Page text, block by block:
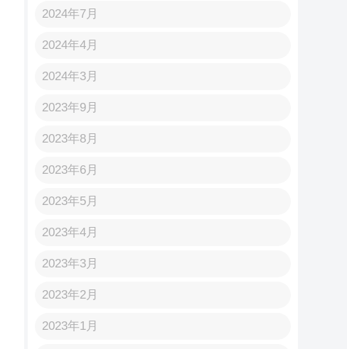
2024年7月
2024年4月
2024年3月
2023年9月
2023年8月
2023年6月
2023年5月
2023年4月
2023年3月
2023年2月
2023年1月